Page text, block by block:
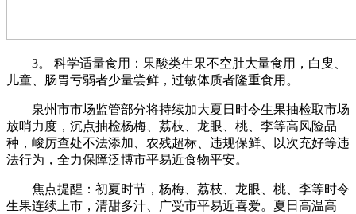
3。 科学适量食用：果酸类生果不空肚大量食用，白叟、
儿童、肠胃亏弱者少量尝鲜，过敏体质者隆重食用。
泉州市市场监管部分将持续加大夏日时令生果抽检取市场
放哨力度，沉点抽检杨梅、荔枝、龙眼、桃、李等高风险品
种，峻厉查处不法添加、农残超标、违规保鲜、以次充好等违
法行为，全力保障泛博市平易近食物平安。
焦点提醒：初夏时节，杨梅、荔枝、龙眼、桃、李等时令
生果连续上市，清甜多汁、广受市平易近喜爱。夏日高温高